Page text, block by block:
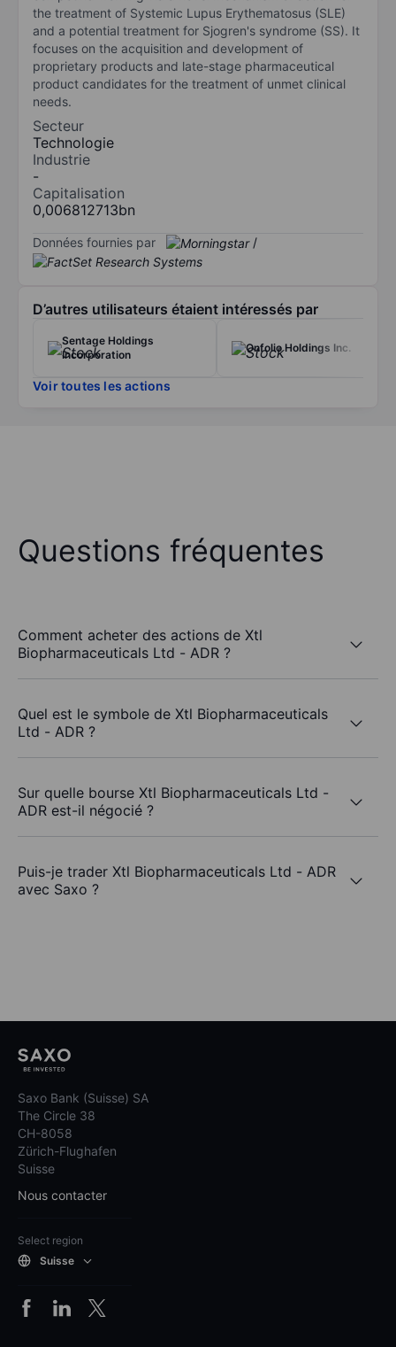
the treatment of Systemic Lupus Erythematosus (SLE)
and a potential treatment for Sjogren's syndrome (SS). It
focuses on the acquisition and development of
proprietary products and late-stage pharmaceutical
product candidates for the treatment of unmet clinical
needs.
Secteur
Technologie
Industrie
-
Capitalisation
0,006812713bn
Données fournies par /
D’autres utilisateurs étaient intéressés par
Sentage Holdings
Incorporation
Onfolio Holdings Inc.
Voir toutes les actions
Questions fréquentes
Comment acheter des actions de Xtl
Biopharmaceuticals Ltd - ADR ?
Quel est le symbole de Xtl Biopharmaceuticals
Ltd - ADR ?
Sur quelle bourse Xtl Biopharmaceuticals Ltd -
ADR est-il négocié ?
Puis-je trader Xtl Biopharmaceuticals Ltd - ADR
avec Saxo ?
Saxo Bank (Suisse) SA
The Circle 38
CH-8058
Zürich-Flughafen
Suisse
Nous contacter
Select region
Suisse